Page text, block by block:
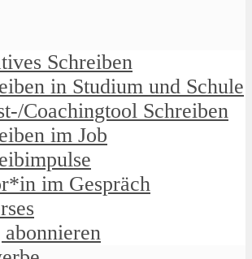
Schreiben
in Studium und Schule
Coachingtool Schreiben
im Job
im Gespräch